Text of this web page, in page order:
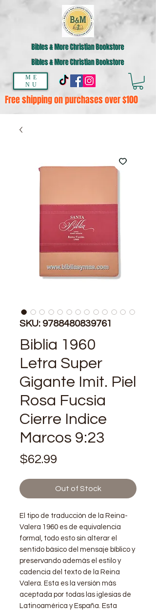
ME
NU
Bibles & More Christian Bookstore
Bibles & More Christian Bookstore
Free shipping on purchases over $100
SKU: 9788480839761
Biblia 1960
Letra Super
Gigante Imit. Piel
Rosa Fucsia
Cierre Indice
Marcos 9:23
$62.99
Out of Stock
El tipo de traducción de la Reina-
Valera 1960 es de equivalencia
formal, todo esto sin alterar el
sentido básico del mensaje bíblico y
preservando además el estilo y
cadencia del texto de la Reina
Valera.​ Esta es la versión más
aceptada por todas las iglesias de
Latinoamérica y España. Esta